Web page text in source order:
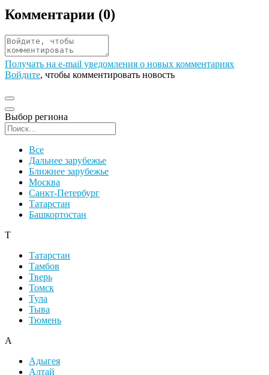
Комментарии (0)
Получать на e‑mail уведомления о новых комментариях
Войдите, чтобы комментировать новость
Выбор региона
Все
Дальнее зарубежье
Ближнее зарубежье
Москва
Санкт-Петербург
Татарстан
Башкортостан
Т
Татарстан
Тамбов
Тверь
Томск
Тула
Тыва
Тюмень
А
Адыгея
Алтай